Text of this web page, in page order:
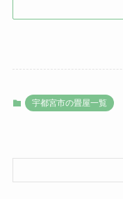
宇都宮市の畳屋一覧